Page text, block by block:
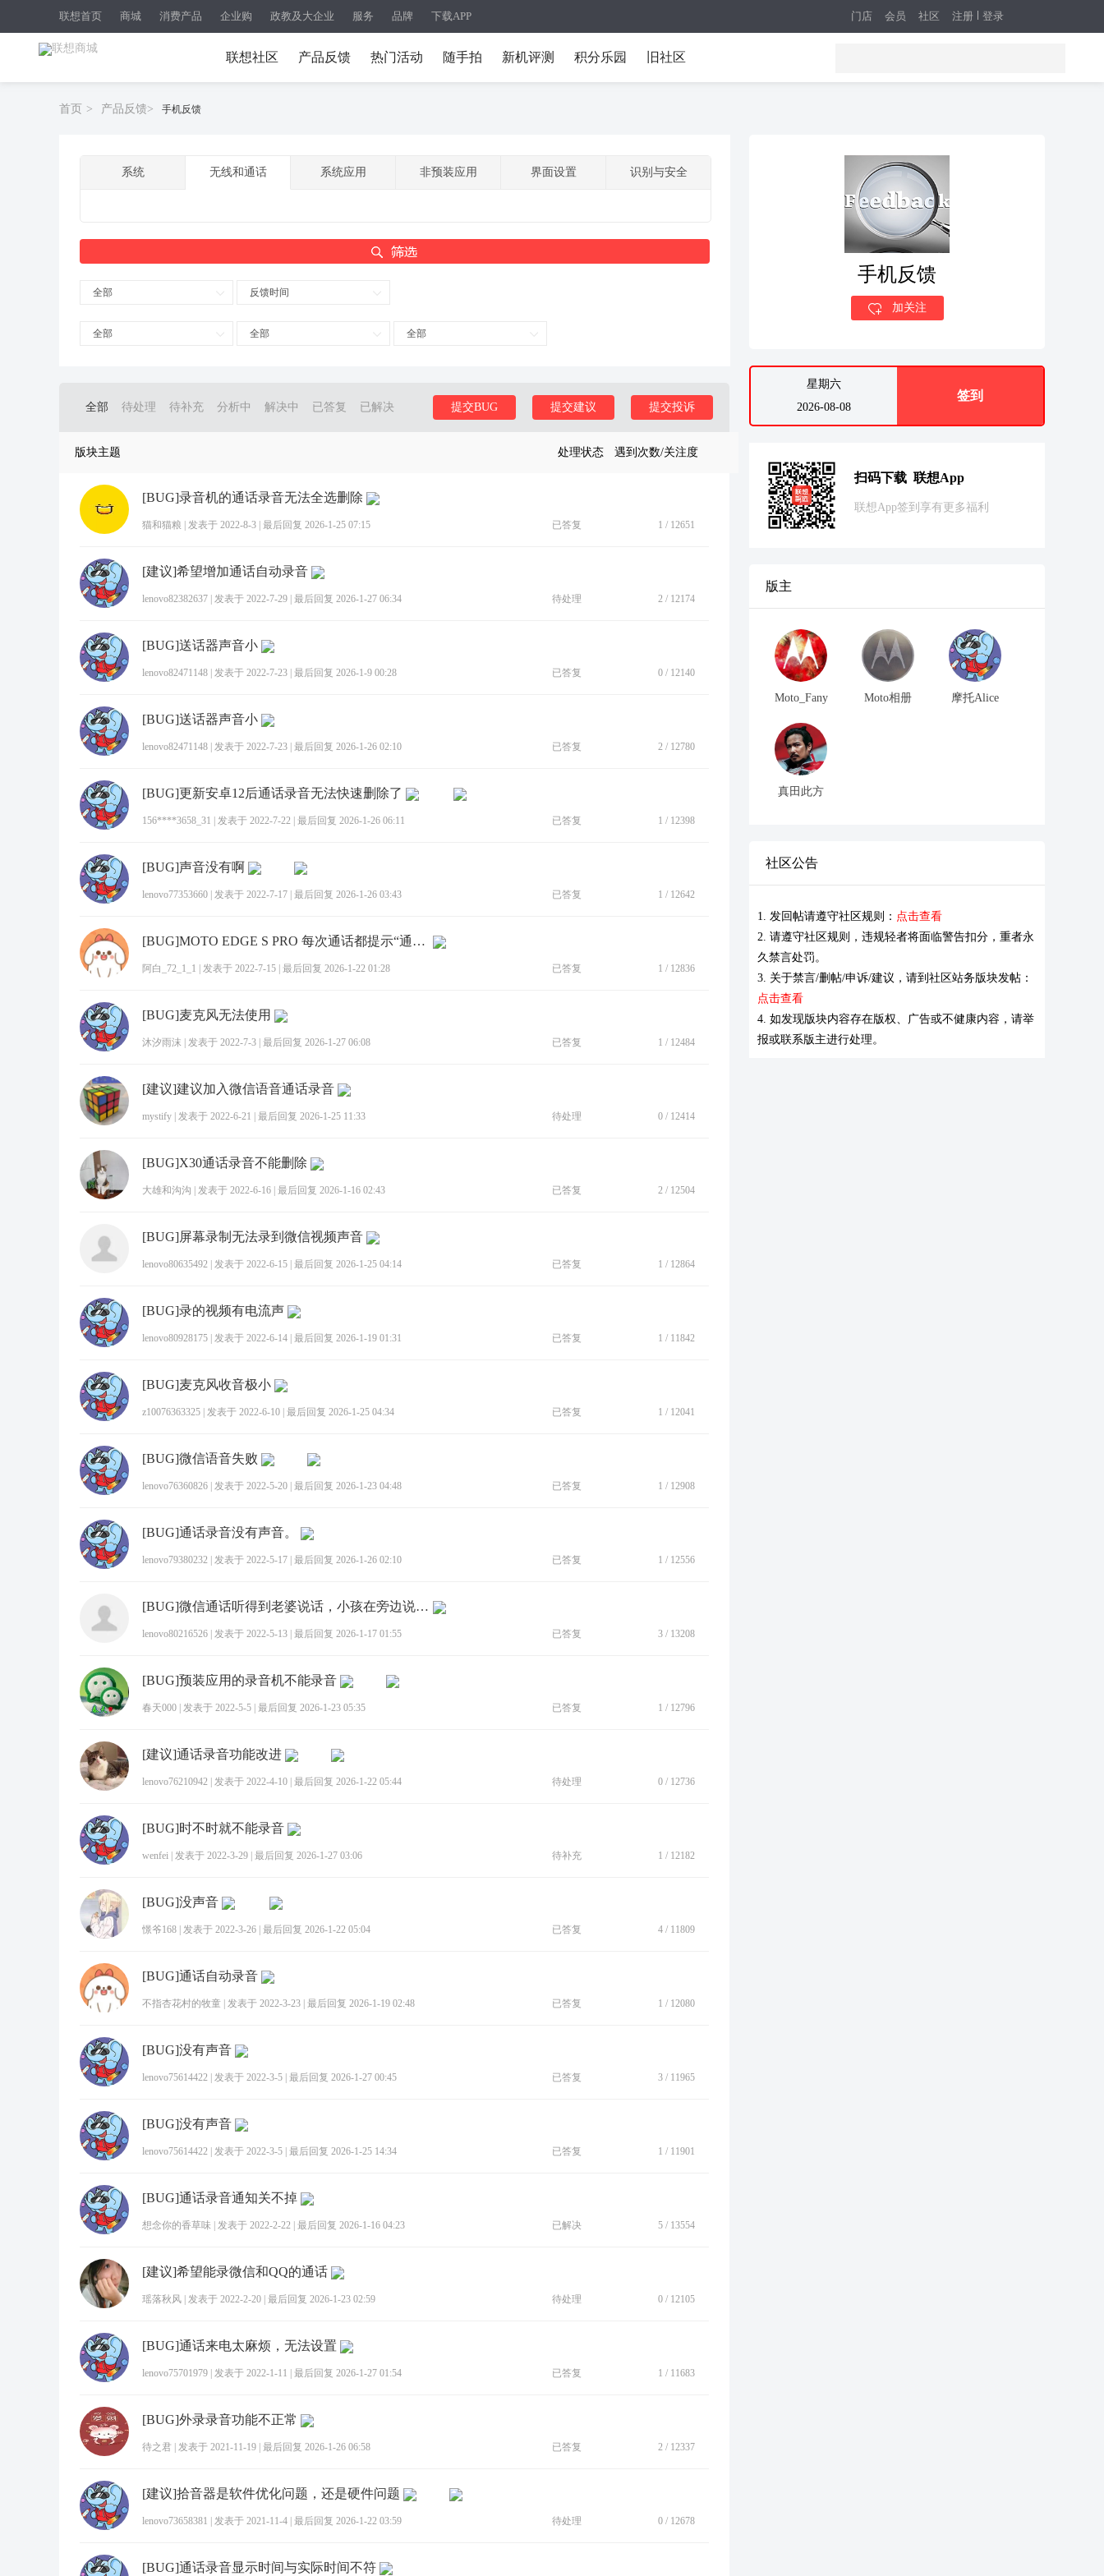
联想首页 商城 消费产品 企业购 政教及大企业 服务 品牌 下载APP 注册 登录
门店 会员 社区
联想社区 产品反馈 热门活动 随手拍 新机评测 积分乐园 旧社区
首页 > 产品反馈> 手机反馈
系统 无线和通话 系统应用 非预装应用 界面设置 识别与安全
全部 反馈时间
全部 全部 全部
全部 待处理 待补充 分析中 解决中 已答复 已解决 提交投诉
提交建议
提交BUG
版块主题 处理状态 遇到次数/关注度
[BUG]录音机的通话录音无法全选删除
猫和猫粮 发表于 2022-8-3 最后回复 2026-1-25 07:15 已答复 1 / 12651
[建议]希望增加通话自动录音
lenovo82382637 发表于 2022-7-29 最后回复 2026-1-27 06:34 待处理 2 / 12174
[BUG]送话器声音小
lenovo82471148 发表于 2022-7-23 最后回复 2026-1-9 00:28 已答复 0 / 12140
[BUG]送话器声音小
lenovo82471148 发表于 2022-7-23 最后回复 2026-1-26 02:10 已答复 2 / 12780
[BUG]更新安卓12后通话录音无法快速删除了
156****3658_31 发表于 2022-7-22 最后回复 2026-1-26 06:11 已答复 1 / 12398
[BUG]声音没有啊
lenovo77353660 发表于 2022-7-17 最后回复 2026-1-26 03:43 已答复 1 / 12642
[BUG]MOTO EDGE S PRO 每次通话都提示“通话录音储存位置异常”
阿白_72_1_1 发表于 2022-7-15 最后回复 2026-1-22 01:28 已答复 1 / 12836
[BUG]麦克风无法使用
沐汐雨沫 发表于 2022-7-3 最后回复 2026-1-27 06:08 已答复 1 / 12484
[建议]建议加入微信语音通话录音
mystify 发表于 2022-6-21 最后回复 2026-1-25 11:33 待处理 0 / 12414
[BUG]X30通话录音不能删除
大雄和沟沟 发表于 2022-6-16 最后回复 2026-1-16 02:43 已答复 2 / 12504
[BUG]屏幕录制无法录到微信视频声音
lenovo80635492 发表于 2022-6-15 最后回复 2026-1-25 04:14 已答复 1 / 12864
[BUG]录的视频有电流声
lenovo80928175 发表于 2022-6-14 最后回复 2026-1-19 01:31 已答复 1 / 11842
[BUG]麦克风收音极小
z10076363325 发表于 2022-6-10 最后回复 2026-1-25 04:34 已答复 1 / 12041
[BUG]微信语音失败
lenovo76360826 发表于 2022-5-20 最后回复 2026-1-23 04:48 已答复 1 / 12908
[BUG]通话录音没有声音。
lenovo79380232 发表于 2022-5-17 最后回复 2026-1-26 02:10 已答复 1 / 12556
[BUG]微信通话听得到老婆说话，小孩在旁边说话和打篮球声音听不到。
lenovo80216526 发表于 2022-5-13 最后回复 2026-1-17 01:55 已答复 3 / 13208
[BUG]预装应用的录音机不能录音
春天000 发表于 2022-5-5 最后回复 2026-1-23 05:35 已答复 1 / 12796
[建议]通话录音功能改进
lenovo76210942 发表于 2022-4-10 最后回复 2026-1-22 05:44 待处理 0 / 12736
[BUG]时不时就不能录音
wenfei 发表于 2022-3-29 最后回复 2026-1-27 03:06 待补充 1 / 12182
[BUG]没声音
憬爷168 发表于 2022-3-26 最后回复 2026-1-22 05:04 已答复 4 / 11809
[BUG]通话自动录音
不指杏花村的牧童 发表于 2022-3-23 最后回复 2026-1-19 02:48 已答复 1 / 12080
[BUG]没有声音
lenovo75614422 发表于 2022-3-5 最后回复 2026-1-27 00:45 已答复 3 / 11965
[BUG]没有声音
lenovo75614422 发表于 2022-3-5 最后回复 2026-1-25 14:34 已答复 1 / 11901
[BUG]通话录音通知关不掉
想念你的香草味 发表于 2022-2-22 最后回复 2026-1-16 04:23 已解决 5 / 13554
[建议]希望能录微信和QQ的通话
瑶落秋风 发表于 2022-2-20 最后回复 2026-1-23 02:59 待处理 0 / 12105
[BUG]通话来电太麻烦，无法设置
lenovo75701979 发表于 2022-1-11 最后回复 2026-1-27 01:54 已答复 1 / 11683
[BUG]外录录音功能不正常
待之君 发表于 2021-11-19 最后回复 2026-1-26 06:58 已答复 2 / 12337
[建议]拾音器是软件优化问题，还是硬件问题
lenovo73658381 发表于 2021-11-4 最后回复 2026-1-22 03:59 待处理 0 / 12678
[BUG]通话录音显示时间与实际时间不符
手机反馈
加关注
星期六
2026-08-08
签到
扫码下载 联想App
联想App签到享有更多福利
版主
Moto_Fany Moto相册 摩托Alice
真田此方
社区公告
1. 发回帖请遵守社区规则： 点击查看
2. 请遵守社区规则，违规轻者将面临警告扣分，重者永
久禁言处罚。
3. 关于禁言/删帖/申诉/建议，请到社区站务版块发帖：
点击查看
4. 如发现版块内容存在版权、广告或不健康内容，请举
报或联系版主进行处理。